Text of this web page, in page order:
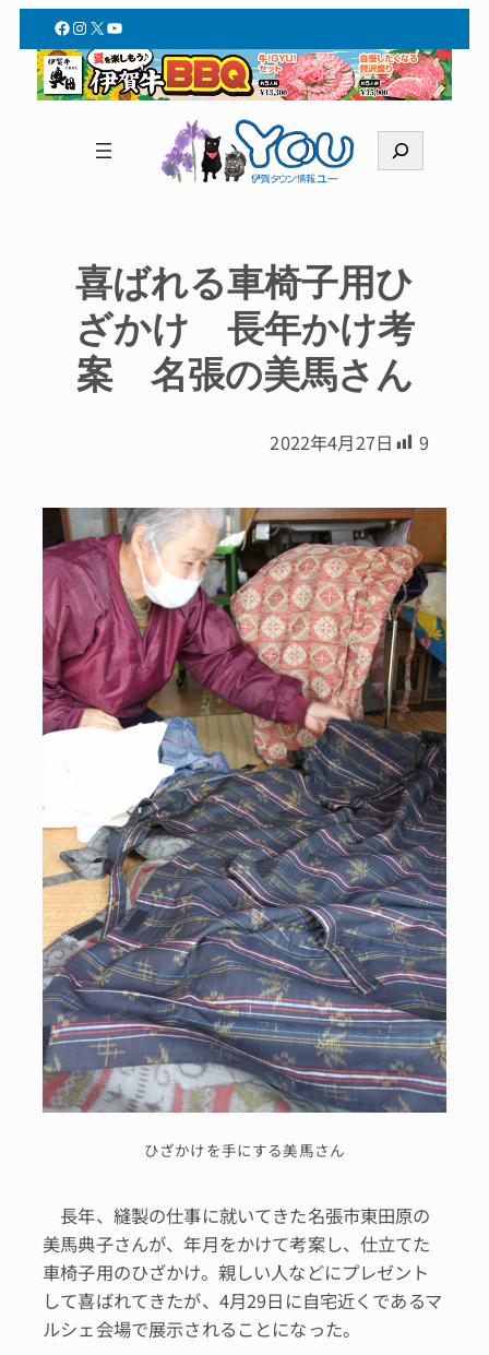
Facebook
Instagram
X YouTube
索
喜ばれる車椅子用ひ
ざかけ 長年かけ考
案 名張の美馬さん
2022年4月27日 9
ひざかけを手にする美馬さん
長年、縫製の仕事に就いてきた名張市東田原の
美馬典子さんが、年月をかけて考案し、仕立てた
車椅子用のひざかけ。親しい人などにプレゼント
して喜ばれてきたが、4月29日に自宅近くであるマ
ルシェ会場で展示されることになった。